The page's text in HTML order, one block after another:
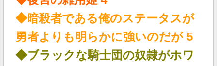
◆暗殺者である俺のステータスが
勇者よりも明らかに強いのだが 5
◆ブラックな騎士団の奴隷がホワ